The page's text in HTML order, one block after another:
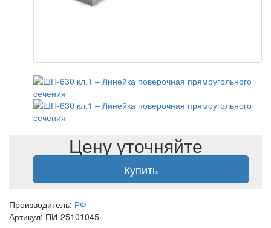
Цену уточняйте
Купить
Производитель: РФ
Артикул: ПИ-25101045